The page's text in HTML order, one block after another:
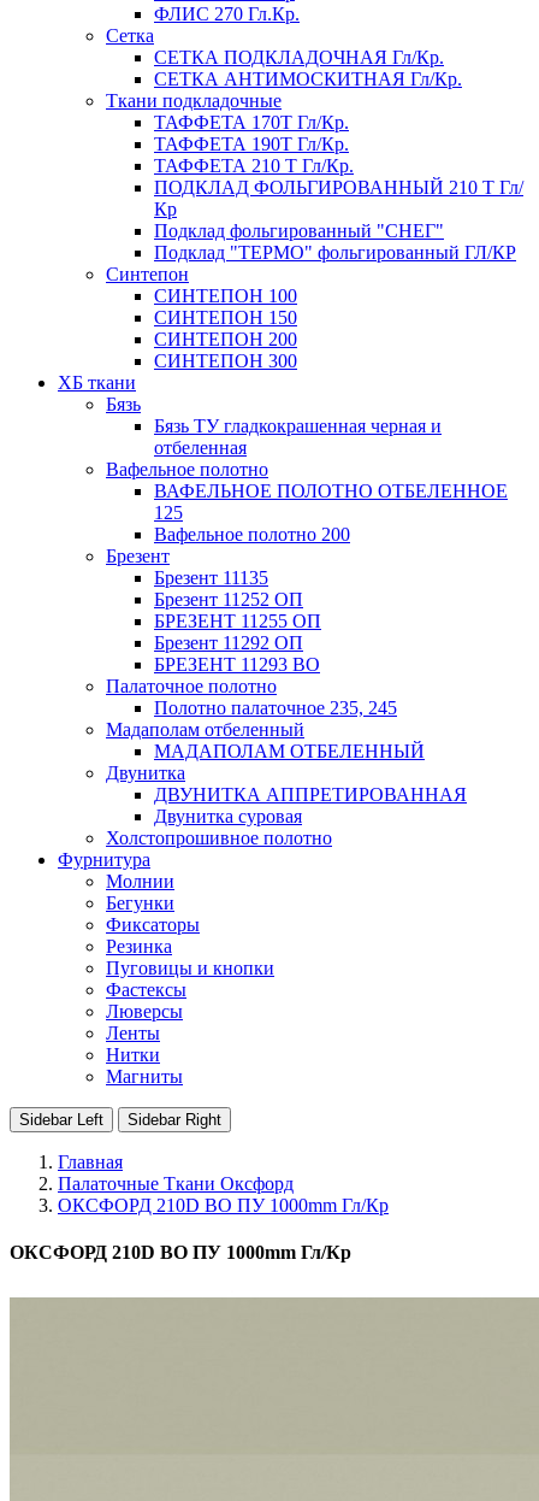
ФЛИС 270 Гл.Кр.
Сетка
СЕТКА ПОДКЛАДОЧНАЯ Гл/Кр.
СЕТКА АНТИМОСКИТНАЯ Гл/Кр.
Ткани подкладочные
ТАФФЕТА 170Т Гл/Кр.
ТАФФЕТА 190Т Гл/Кр.
ТАФФЕТА 210 Т Гл/Кр.
ПОДКЛАД ФОЛЬГИРОВАННЫЙ 210 Т Гл/
Кр
Подклад фольгированный "СНЕГ"
Подклад "ТЕРМО" фольгированный ГЛ/КР
Синтепон
СИНТЕПОН 100
СИНТЕПОН 150
СИНТЕПОН 200
СИНТЕПОН 300
ХБ ткани
Бязь
Бязь ТУ гладкокрашенная черная и
отбеленная
Вафельное полотно
ВАФЕЛЬНОЕ ПОЛОТНО ОТБЕЛЕННОЕ
125
Вафельное полотно 200
Брезент
Брезент 11135
Брезент 11252 ОП
БРЕЗЕНТ 11255 ОП
Брезент 11292 ОП
БРЕЗЕНТ 11293 ВО
Палаточное полотно
Полотно палаточное 235, 245
Мадаполам отбеленный
МАДАПОЛАМ ОТБЕЛЕННЫЙ
Двунитка
ДВУНИТКА АППРЕТИРОВАННАЯ
Двунитка суровая
Холстопрошивное полотно
Фурнитура
Молнии
Бегунки
Фиксаторы
Резинка
Пуговицы и кнопки
Фастексы
Люверсы
Ленты
Нитки
Магниты
Sidebar Left Sidebar Right
Главная
Палаточные Ткани Оксфорд
ОКСФОРД 210D ВО ПУ 1000mm Гл/Кр
ОКСФОРД 210D ВО ПУ 1000mm Гл/Кр